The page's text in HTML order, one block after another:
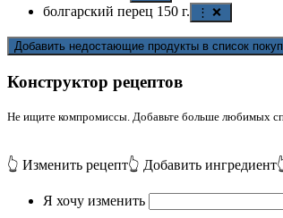
болгарский перец 150 г. ⋮ ❌
Добавить недостающие продукты в список
Конструктор рецептов
Не ищите компромиссы. Добавьте больше любимых
👆 Изменить рецепт👆 Добавить ингредиент
Я хочу изменить